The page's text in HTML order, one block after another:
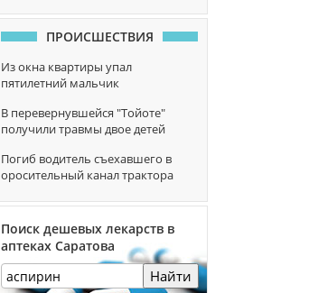
ПРОИСШЕСТВИЯ
Из окна квартиры упал
пятилетний мальчик
В перевернувшейся "Тойоте"
получили травмы двое детей
Погиб водитель съехавшего в
оросительный канал трактора
Поиск дешевых лекарств в
аптеках Саратова
Найти